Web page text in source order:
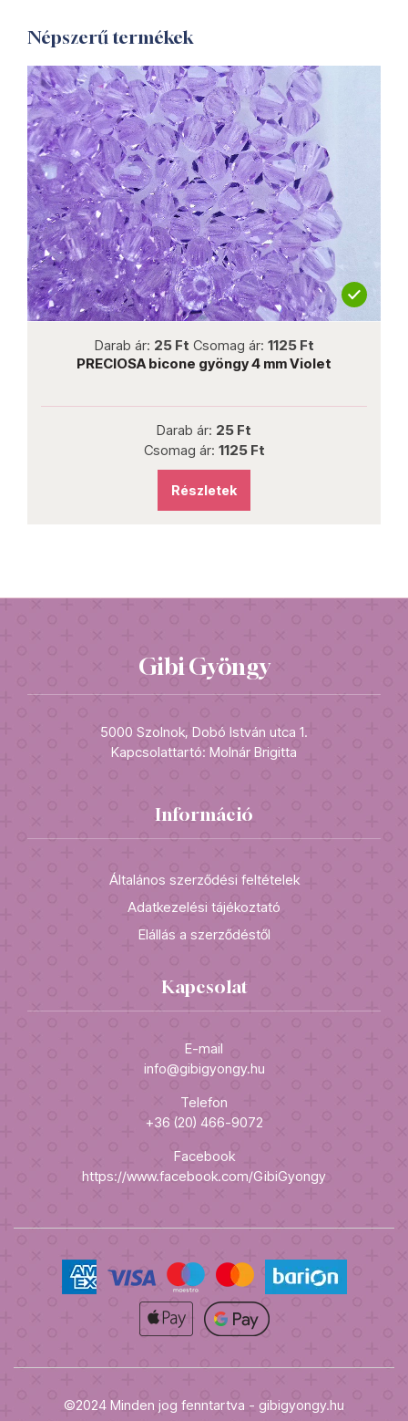
Népszerű termékek
Darab ár: 25 Ft Csomag ár: 1125 Ft
PRECIOSA bicone gyöngy 4 mm Violet
Darab ár: 25 Ft
Csomag ár: 1125 Ft
Részletek
Gibi Gyöngy
5000 Szolnok, Dobó István utca 1.
Kapcsolattartó: Molnár Brigitta
Információ
Általános szerződési feltételek
Adatkezelési tájékoztató
Elállás a szerződéstől
Kapcsolat
E-mail
info@gibigyongy.hu
Telefon
+36 (20) 466-9072
Facebook
https://www.facebook.com/GibiGyongy
©2024 Minden jog fenntartva - gibigyongy.hu